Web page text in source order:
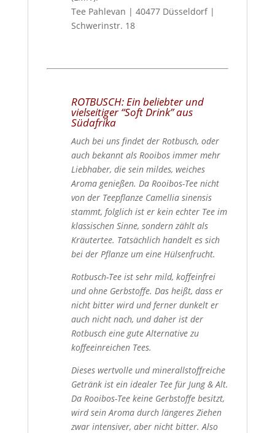
Tee Pahlevan | 40477 Düsseldorf |
Schwerinstr. 18
ROTBUSCH: Ein beliebter und
vielseitiger “Soft Drink” aus
Südafrika
Auch bei uns findet der Rotbusch, oder
auch bekannt als Rooibos immer mehr
Liebhaber, die sein mildes, weiches
Aroma genießen. Da Rooibos-Tee nicht
von der Teepflanze Camellia sinensis
stammt, folglich ist er kein echter Tee im
klassischen Sinne, sondern zählt als
Kräutertee. Tatsächlich handelt es sich
bei der Pflanze um eine Hülsenfrucht.
Rotbusch-Tee ist sehr mild, koffeinfrei
und ohne Gerbstoffe. Das heißt, dass er
nicht bitter wird und ferner dunkelt er
auch nicht nach, und daher ist der
Rotbusch eine gute Alternative zu
koffeeinreichen Tees.
Dieses wertvolle und minerallstoffreiche
Getränk ist ein idealer Tee für Jung & Alt.
Da Rooibos-Tee keine Gerbstoffe besitzt,
wird sein Aroma durch längeres Ziehen
zwar intensiver, aber nicht bitter. Also